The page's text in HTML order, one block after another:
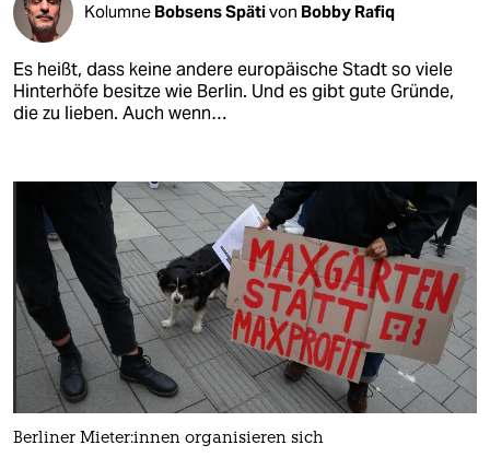
Kolumne Bobsens Spätivon Bobby Rafiq
Es heißt, dass keine andere europäische Stadt so viele
Hinterhöfe besitze wie Berlin. Und es gibt gute Gründe,
die zu lieben. Auch wenn…
Berliner Mie­te­r:in­nen organisieren sich